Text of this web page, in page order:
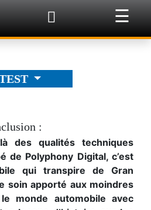
☰
×
:
des qualités techniques
de Polyphony Digital, c’est
qui transpire de Gran
soin apporté aux moindres
monde automobile avec